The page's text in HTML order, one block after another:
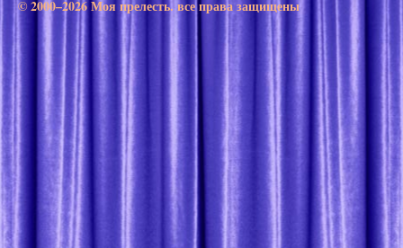
© 2000–2026 Моя прелесть. все права защищены